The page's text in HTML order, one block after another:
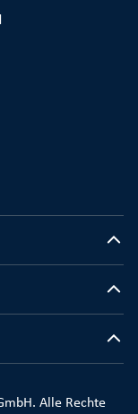
Alle Rechte